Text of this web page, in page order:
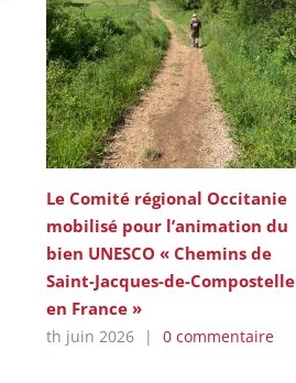
Le Comité régional Occitanie
mobilisé pour l’animation du
bien UNESCO « Chemins de
Saint-Jacques-de-Compostelle
en France »
th juin 2026 | 0 commentaire